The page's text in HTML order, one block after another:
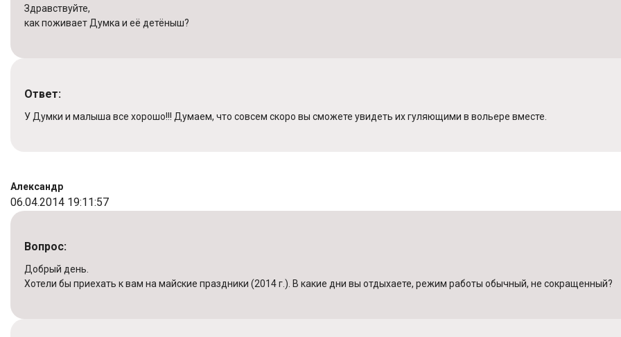
Здравствуйте,
как поживает Думка и её детёныш?
Ответ:
У Думки и малыша все хорошо!!! Думаем, что совсем скоро вы сможете увидеть их гуляющими в вольере вместе.
Александр
06.04.2014 19:11:57
Вопрос:
Добрый день.
Хотели бы приехать к вам на майские праздники (2014 г.). В какие дни вы отдыхаете, режим работы обычный, не сокращенный?